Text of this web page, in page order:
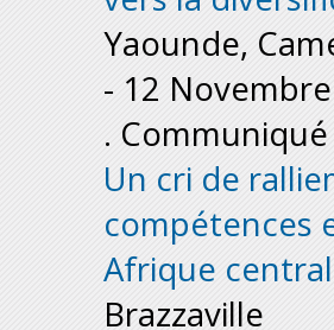
Yaounde,
- 12
.
Un cri de
compétences
Afrique
Brazzaville